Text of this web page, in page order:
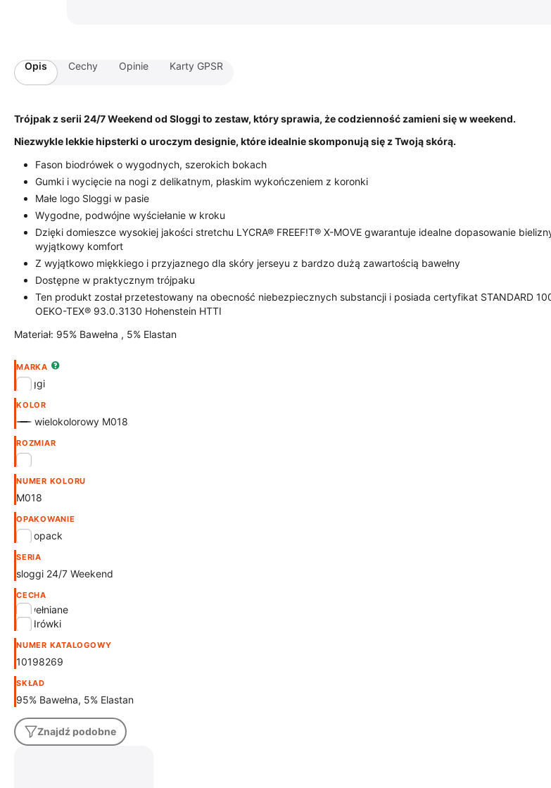
Opis Cechy Opinie Karty GPSR
Trójpak z serii 24/7 Weekend od Sloggi to zestaw, który sprawia, że codzienność zamieni się w weekend.
Niezwykle lekkie hipsterki o uroczym designie, które idealnie skomponują się z Twoją skórą.
Fason biodrówek o wygodnych, szerokich bokach
Gumki i wycięcie na nogi z delikatnym, płaskim wykończeniem z koronki
Małe logo Sloggi w pasie
Wygodne, podwójne wyściełanie w kroku
Dzięki domieszce wysokiej jakości stretchu LYCRA® FREEF!T® X-MOVE gwarantuje idealne dopasowanie
wyjątkowy komfort
Z wyjątkowo miękkiego i przyjaznego dla skóry jerseyu z bardzo dużą zawartością bawełny
Dostępne w praktycznym trójpaku
Ten produkt został przetestowany na obecność niebezpiecznych substancji i posiada certyfikat STANDARD
OEKO-TEX® 93.0.3130 Hohenstein HTTI
Materiał: 95% Bawełna , 5% Elastan
MARKA
Sloggi
KOLOR
wielokolorowy M018
ROZMIAR
40
NUMER KOLORU
M018
OPAKOWANIE
wielopack
SERIA
sloggi 24/7 Weekend
CECHA
bawełniane
biodrówki
NUMER KATALOGOWY
10198269
SKŁAD
95% Bawełna, 5% Elastan
Znajdź podobne